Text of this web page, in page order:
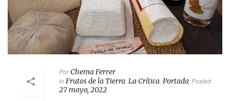
PorChema Ferrer
In Frutos de la Tierra, La Crítica, Portada Posted
27 mayo, 2022